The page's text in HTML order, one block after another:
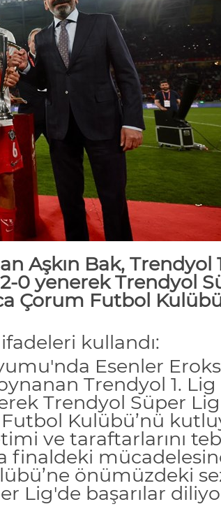
Aşkın Bak, Trendyol
2-0 yenerekTrendyol
Çorum Futbol
kullandı:
Esenler
Trendyol 1. Lig
Trendyol Süper
Kulübü’nü
ve taraftarlarını
finaldeki
önümüzdeki
Lig'de başarılar